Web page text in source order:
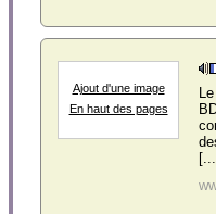
Ajout d'une image
En haut des pages